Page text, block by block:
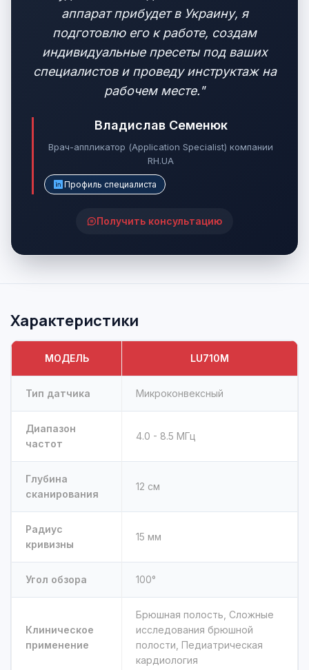
аппарат прибудет в Украину, я
подготовлю его к работе, создам
индивидуальные пресеты под ваших
специалистов и проведу инструктаж на
рабочем месте."
Владислав Семенюк
Врач-аппликатор (Application Specialist) компании
RH.UA
Профиль специалиста
Получить консультацию
Характеристики
МОДЕЛЬ LU710M
Тип датчика Микроконвексный
Диапазон
частот
4.0 - 8.5 МГц
Глубина
сканирования
12 см
Радиус
кривизны
15 мм
Угол обзора 100°
Клиническое
применение
Брюшная полость, Сложные
исследования брюшной
полости, Педиатрическая
кардиология